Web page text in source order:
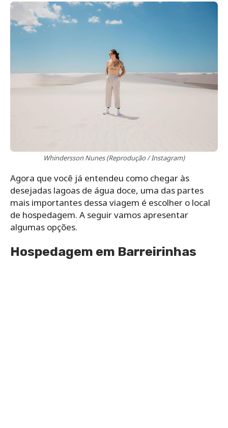
Whindersson Nunes (Reprodução / Instagram)
Agora que você já entendeu como chegar às
desejadas lagoas de água doce, uma das partes
mais importantes dessa viagem é escolher o local
de hospedagem. A seguir vamos apresentar
algumas opções.
Hospedagem em Barreirinhas